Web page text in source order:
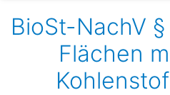
BioSt-NachV
Flächen